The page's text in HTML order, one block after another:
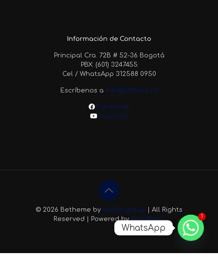
Información de Contacto
Principal Cra. 72B # 52-36 Bogotá
PBX: (601) 3247455
Cel / WhatsApp 312588 0950
Escríbenos a info@3dbots.co
Facebook
Youtube
© 2026 Betheme by Muffin group | All Rights
Reserved | Powered byWordPress
1
WhatsApp